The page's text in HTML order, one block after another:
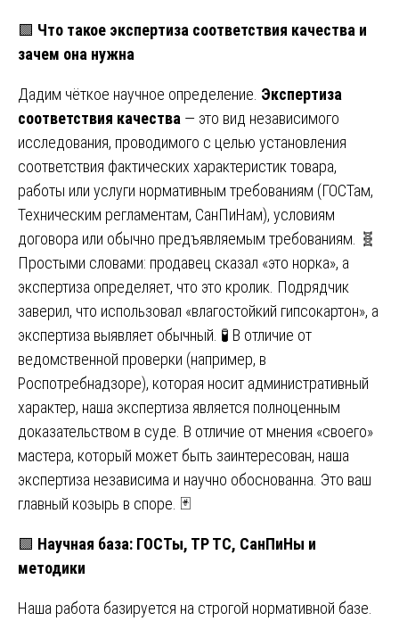
🟩 Что такое экспертиза соответствия качества и
зачем она нужна
Дадим чёткое научное определение. Экспертиза
соответствия качества — это вид независимого
исследования, проводимого с целью установления
соответствия фактических характеристик товара,
работы или услуги нормативным требованиям (ГОСТам,
Техническим регламентам, СанПиНам), условиям
договора или обычно предъявляемым требованиям. 🧬
Простыми словами: продавец сказал «это норка», а
экспертиза определяет, что это кролик. Подрядчик
заверил, что использовал «влагостойкий гипсокартон», а
экспертиза выявляет обычный. 🧪 В отличие от
ведомственной проверки (например, в
Роспотребнадзоре), которая носит административный
характер, наша экспертиза является полноценным
доказательством в суде. В отличие от мнения «своего»
мастера, который может быть заинтересован, наша
экспертиза независима и научно обоснованна. Это ваш
главный козырь в споре. 🃏
🟩 Научная база: ГОСТы, ТР ТС, СанПиНы и
методики
Наша работа базируется на строгой нормативной базе.